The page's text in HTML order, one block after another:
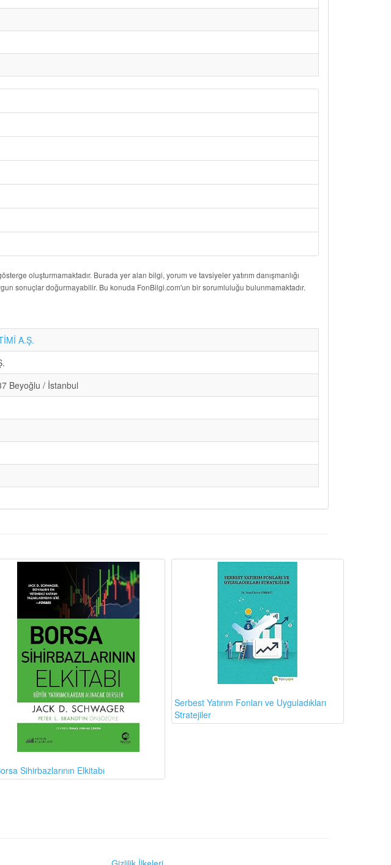
oluşturmamaktadır. Burada yer alan bilgi, yorum ve tavsiyeler yatırım danışmanlığı
sonuçlar doğurmayabilir. Bu konuda FonBilgi.com'un bir sorumluluğu bulunmamaktadır.
A.Ş.
Beyoğlu / İstanbul
Sihirbazlarının Elkitabı
Serbest Yatırım Fonları ve Uyguladıkları
Stratejiler